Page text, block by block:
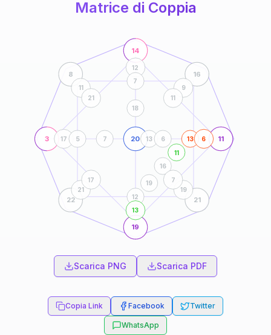
Matrice di Coppia
3
14
11
19
20
8 16
22 21
12
19
16
11
13
17
12
6
13
5
7
13 6
7
18
11
21
9
11
21
17
19
7
Scarica PNG Scarica PDF
Copia Link Facebook Twitter
WhatsApp